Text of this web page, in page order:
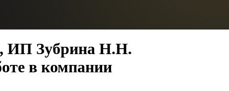
ИП Зубрина Н.Н.
в компании